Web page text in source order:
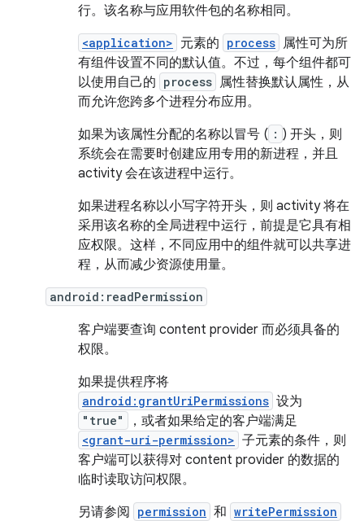
行。该名称与应用软件包的名称相同。
<application> 元素的 process 属性可为所
有组件设置不同的默认值。不过，每个组件都可
以使用自己的 process 属性替换默认属性，从
而允许您跨多个进程分布应用。
如果为该属性分配的名称以冒号 ( : ) 开头，则
系统会在需要时创建应用专用的新进程，并且
activity 会在该进程中运行。
如果进程名称以小写字符开头，则 activity 将在
采用该名称的全局进程中运行，前提是它具有相
应权限。这样，不同应用中的组件就可以共享进
程，从而减少资源使用量。
android:readPermission
客户端要查询 content provider 而必须具备的
权限。
如果提供程序将
android:grantUriPermissions 设为
"true" ，或者如果给定的客户端满足
<grant-uri-permission> 子元素的条件，则
客户端可以获得对 content provider 的数据的
临时读取访问权限。
另请参阅
permission 和 writePermission